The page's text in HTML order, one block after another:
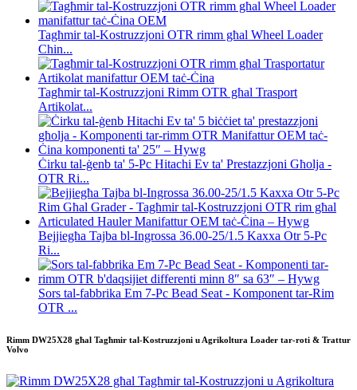
Tagħmir tal-Kostruzzjoni OTR rimm għal Wheel Loader
Chin...
Tagħmir tal-Kostruzzjoni Rimm OTR għal Trasport
Artikolat...
Ċirku tal-ġenb ta' 5-Pc Hitachi Ev ta' Prestazzjoni Għolja -
OTR Ri...
Bejjiegħa Tajba bl-Ingrossa 36.00-25/1.5 Kaxxa Otr 5-Pc
Ri...
Sors tal-fabbrika Em 7-Pc Bead Seat - Komponent tar-Rim
OTR ...
Rimm DW25X28 għal Tagħmir tal-Kostruzzjoni u Agrikoltura Loader tar-roti & Trattur
Volvo